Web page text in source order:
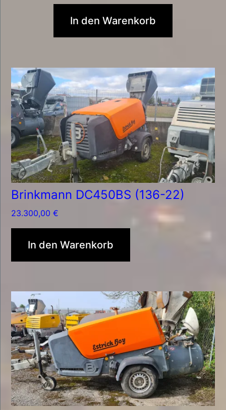
In den Warenkorb
Brinkmann DC450BS (136-22)
23.300,00€
In den Warenkorb